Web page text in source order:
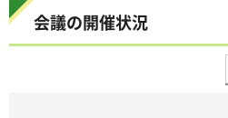
会議の開催状況